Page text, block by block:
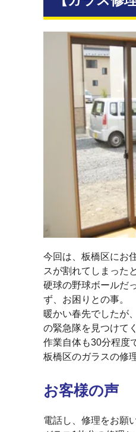
今回は、板橋区にお
スが割れてしまった
硬球の野球ボールだ
ず、お困りとの事。
暖かい春先でしたが
の緊急隊を見つけて
作業自体も30分程度
板橋区のガラスの修
お客様の声
電話し、修理をお願